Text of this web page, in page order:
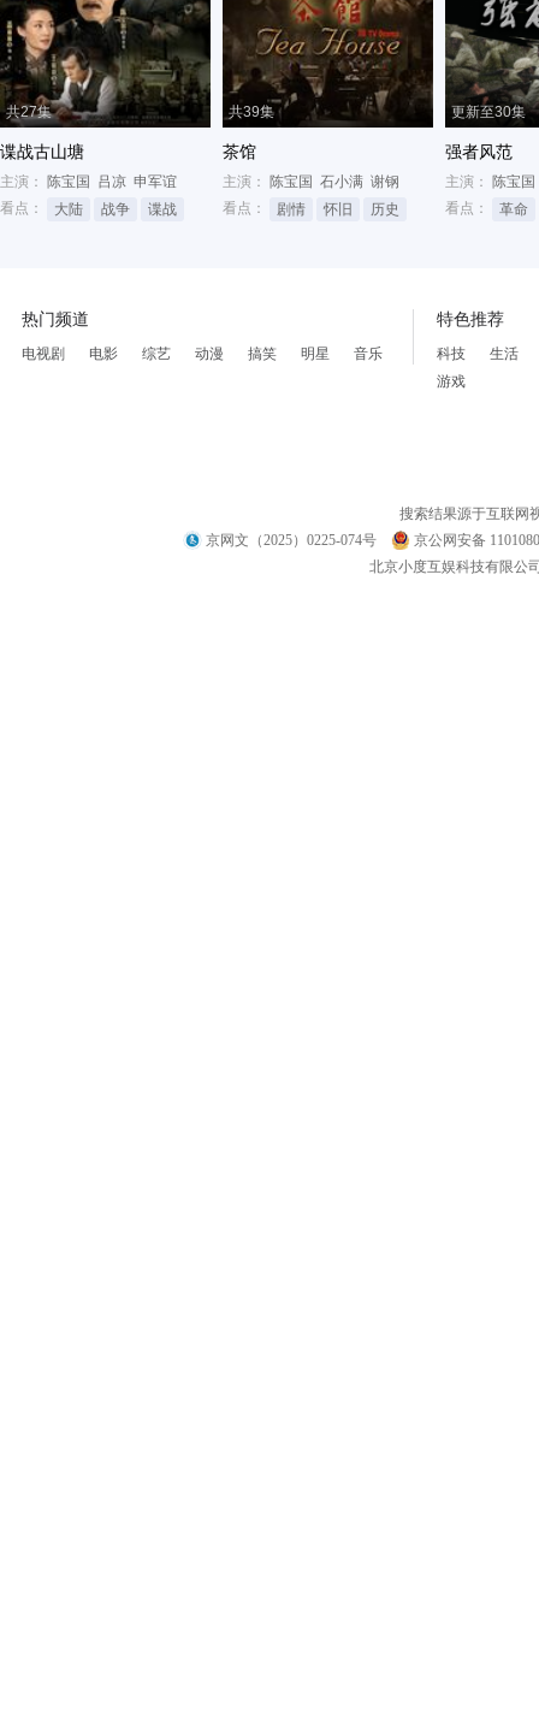
共27集
谍战古山塘
主演： 陈宝国 吕凉 申军谊
看点：
大陆 战争 谍战
共39集
茶馆
主演： 陈宝国 石小满 谢钢
看点：
剧情 怀旧 历史
更新至30集
强者风范
主演： 陈宝国
看点：
革命
热门频道
电视剧 电影 综艺 动漫 搞笑 明星 音乐
特色推荐
科技
生活
游戏
搜索结果源于互联网
京网文（2025）0225-074号
京公网安备
北京小度互娱科技有限公